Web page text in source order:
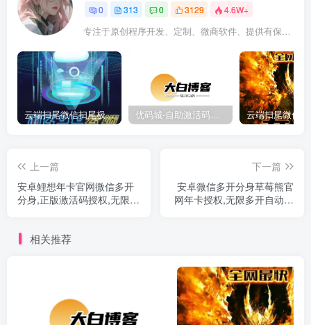
0 313 0 3129 4.6W+
专注于原创程序开发、定制、微商软件、提供有保障的维护及售后，做高品质程序网站认准万码库。
云端扫尾微信扫尾极光,天使,格力,新百伦双号正版点数点卡授权充值 优码城-自助激活码商城-自助购卡点击-激活码24小时自助发卡地址
上一篇
安卓鲤想年卡官网微信多开
分身,正版激活码授权,无限多
下一篇
安卓微信多开分身草莓熊官
网年卡授权,无限多开自动转
相关推荐